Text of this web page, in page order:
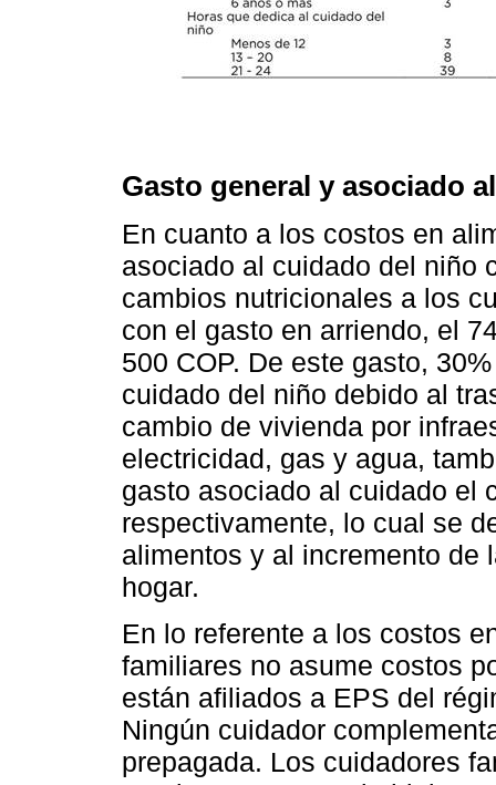
Gasto general y asociado
En cuanto a los costos en
asociado al cuidado del niño
cambios nutricionales a los
con el gasto en arriendo, el
500 COP. De este gasto,
cuidado del niño debido al
cambio de vivienda por
electricidad, gas y agua,
gasto asociado al cuidado el
respectivamente, lo cual se
alimentos y al incremento de
hogar.
En lo referente a los costos
familiares no asume costos
están afiliados a EPS del
Ningún cuidador
prepagada. Los cuidadores